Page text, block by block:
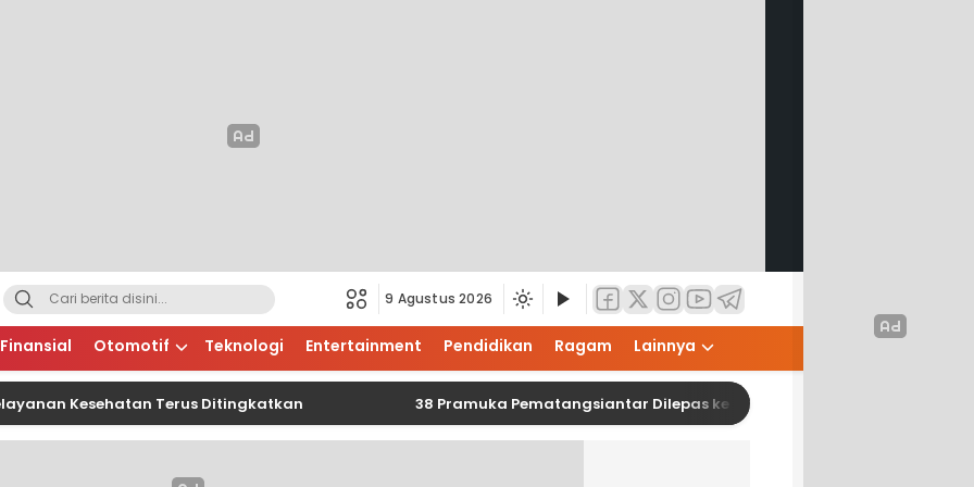
9 Agustus 2026
Finansial Otomotif Teknologi Entertainment Pendidikan Ragam Lainnya
Kesehatan Terus Ditingkatkan 38 Pramuka Pematangsiantar Dilepas ke Jamnas XII 2026, Wesly: Jaga